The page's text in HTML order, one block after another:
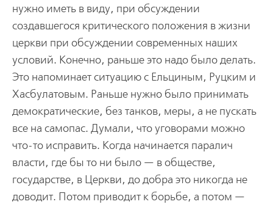
нужно иметь в виду, при обсуждении
создавшегося критического положения в жизни
церкви при обсуждении современных наших
условий. Конечно, раньше это надо было делать.
Это напоминает ситуацию с Ельциным, Руцким и
Хасбулатовым. Раньше нужно было принимать
демократические, без танков, меры, а не пускать
все на самопас. Думали, что уговорами можно
что-то исправить. Когда начинается паралич
власти, где бы то ни было — в обществе,
государстве, в Церкви, до добра это никогда не
доводит. Потом приводит к борьбе, а потом —